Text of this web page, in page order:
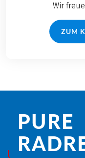
Wir
ZUM
PURE